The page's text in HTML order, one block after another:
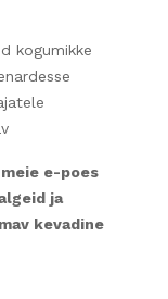
kogumikke
e-poes
ja
kevadine